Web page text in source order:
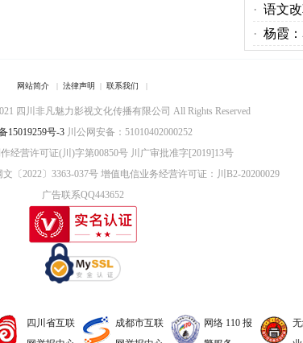
坚持“和
品牌
· 语文
教材总
· 杨霞
网站简介| 法律声明 | 联系我们 |
四川非凡魅力影视文化传播有限公司 All Rights Reserved
15019259号-3 川公网安备：51010402000252
经营许可证(川)字第00850号 川广审批准字[2019]13号
〔2022〕3363-037号 增值电信业务经营许可证：川B2-20200029
广告联系QQ443652
四川省互联
成都市互联
网络 110 报